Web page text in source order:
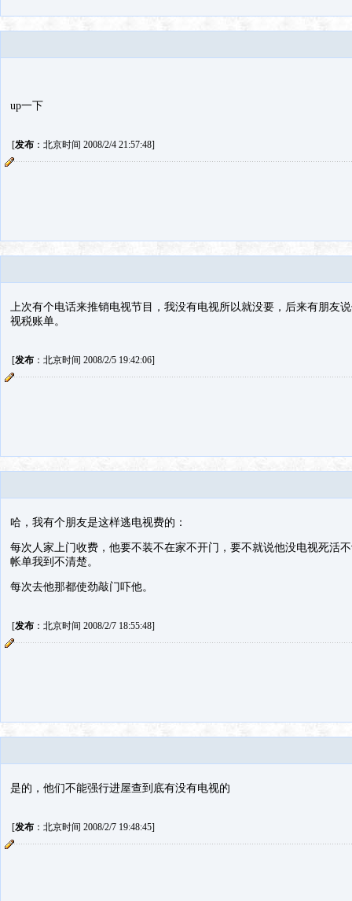
up一下
[发布：北京时间 2008/2/4 21:57:48]
上次有个电话来推销电视节目，我没有电视所以就没要，后来有朋友
视税账单。
[发布：北京时间 2008/2/5 19:42:06]
哈，我有个朋友是这样逃电视费的：
每次人家上门收费，他要不装不在家不开门，要不就说他没电视死活
帐单我到不清楚。
每次去他那都使劲敲门吓他。
[发布：北京时间 2008/2/7 18:55:48]
是的，他们不能强行进屋查到底有没有电视的
[发布：北京时间 2008/2/7 19:48:45]